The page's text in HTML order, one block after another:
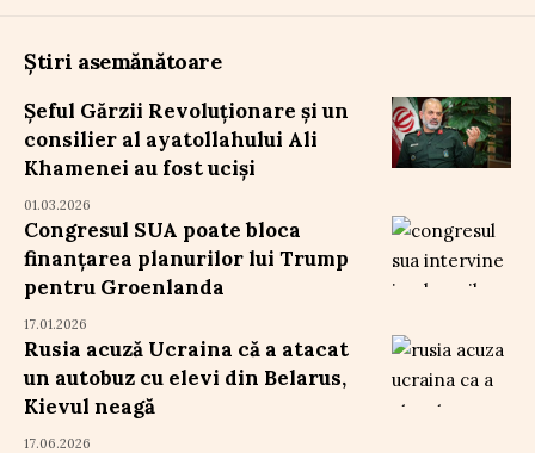
Știri asemănătoare
Șeful Gărzii Revoluționare și un
consilier al ayatollahului Ali
Khamenei au fost uciși
01.03.2026
Congresul SUA poate bloca
finanțarea planurilor lui Trump
pentru Groenlanda
17.01.2026
Rusia acuză Ucraina că a atacat
un autobuz cu elevi din Belarus,
Kievul neagă
17.06.2026